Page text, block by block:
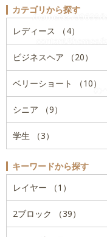
/home/xs799699/
の
カテゴリから探す
レディース （4）
ビジネスヘア （20）
ベリーショート （10）
シニア （9）
学生 （3）
キーワードから探す
レイヤー （1）
2ブロック （39）